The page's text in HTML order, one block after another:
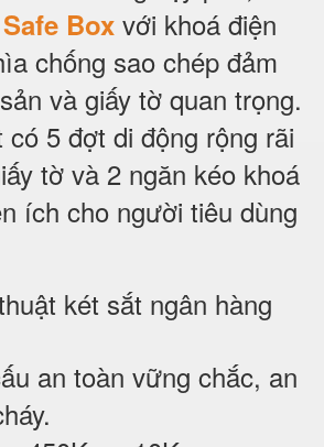
Box với khoá điện
chống sao chép đảm
và giấy tờ quan trọng.
có 5 đợt di động rộng rãi
tờ và 2 ngăn kéo khoá
ích cho người tiêu dùng
két sắt ngân hàng
an toàn vững chắc, an